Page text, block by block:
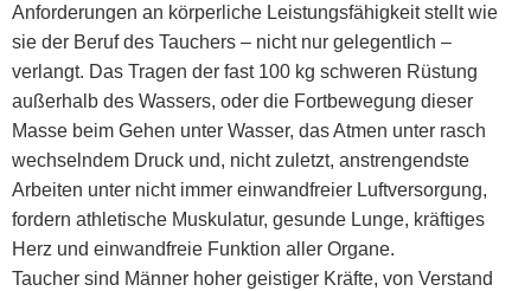
Anforderungen an körperliche Leistungsfähigkeit stellt wie
sie der Beruf des Tauchers – nicht nur gelegentlich –
verlangt. Das Tragen der fast 100 kg schweren Rüstung
außerhalb des Wassers, oder die Fortbewegung dieser
Masse beim Gehen unter Wasser, das Atmen unter rasch
wechselndem Druck und, nicht zuletzt, anstrengendste
Arbeiten unter nicht immer einwandfreier Luftversorgung,
fordern athletische Muskulatur, gesunde Lunge, kräftiges
Herz und einwandfreie Funktion aller Organe.
Taucher sind Männer hoher geistiger Kräfte, von Verstand